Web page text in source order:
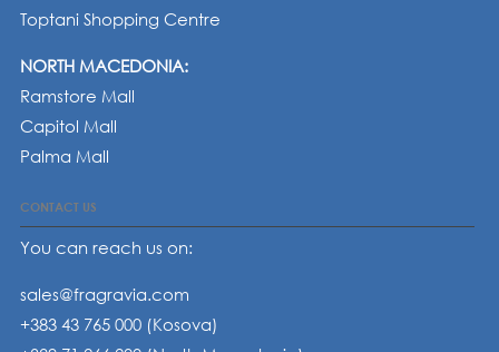
Toptani Shopping Centre
NORTH MACEDONIA:
Ramstore Mall
Capitol Mall
Palma Mall
CONTACT US
You can reach us on:
sales@fragravia.com
+383 43 765 000 (Kosova)